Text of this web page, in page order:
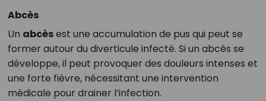
Abcès
Un abcèsest une accumulation de pus qui peut se
former autour du diverticule infecté. Si un abcès se
développe, il peut provoquer des douleurs intenses et
une forte fièvre, nécessitant une intervention
médicale pour drainer l’infection.